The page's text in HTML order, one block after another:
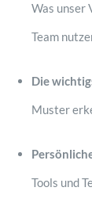
Was unser
Team
Die
Muster
Tools und